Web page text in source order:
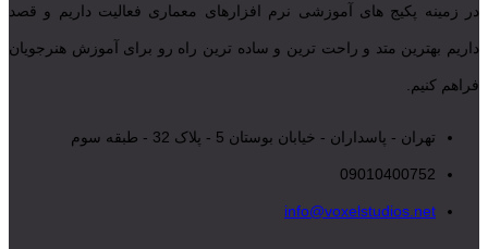
در زمینه پکیج های آموزشی نرم افزارهای معماری فعالیت داریم و قصد
داریم بهترین متد و راحت ترین و ساده ترین راه رو برای آموزش هنرجویان
فراهم کنیم.
تهران - پاسداران - خیابان بوستان 5 - پلاک 32 - طبقه سوم
09010400752
info@voxelstudios.net